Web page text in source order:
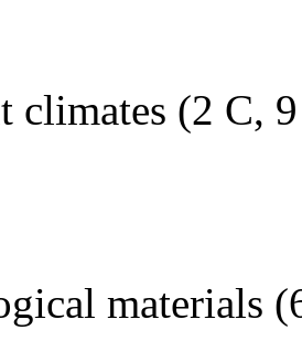
climates (2 C, 9
materials